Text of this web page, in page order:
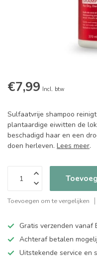
€7,99 Incl. btw
Sulfaatvrije shampoo
plantaardige eiwitten de
beschadigd haar en een
doen herleven. Lees meer.
Toevoegen om te vergelijken
Gratis verzenden vanaf
Achteraf betalen
Uitstekende service en